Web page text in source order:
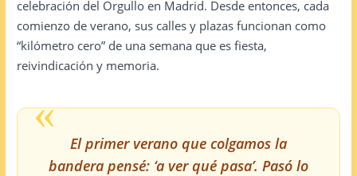
celebración del Orgullo en Madrid. Desde entonces, cada
comienzo de verano, sus calles y plazas funcionan como
“kilómetro cero” de una semana que es fiesta,
reivindicación y memoria.
«
El primer verano que colgamos la
bandera pensé: ‘a ver qué pasa’. Pasó lo